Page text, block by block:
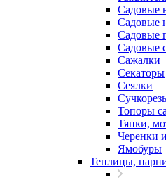
Садовые
Садовые
Садовые
Садовые
Сажалки
Секаторы
Сеялки
Топоры
Тяпки,
Черенки
Ямобуры
Теплицы,